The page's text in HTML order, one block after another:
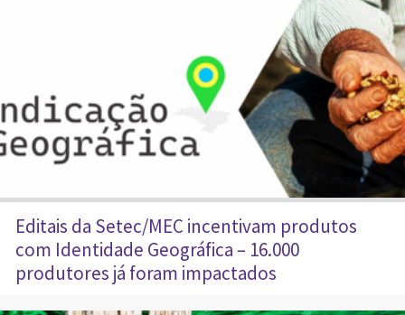
Editais da Setec/MEC incentivam produtos
com Identidade Geográfica – 16.000
produtores já foram impactados